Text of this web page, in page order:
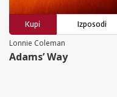
Kupi
Izposodi
Lonnie Coleman
Adams’ Way